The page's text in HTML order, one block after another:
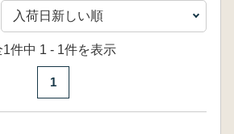
1件中 1 - 1件を表示
1